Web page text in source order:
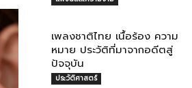
ารถ
เพลงชาติไทย เนื้อร้อง ความ
หมาย ประวัติที่มาจากอดีตสู่
ปัจจุบัน
ประวัติศาสตร์